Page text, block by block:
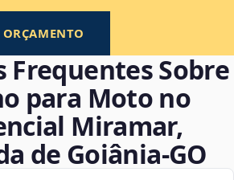
Frequentes Sobre
para Moto no
Miramar,
de Goiânia‑GO